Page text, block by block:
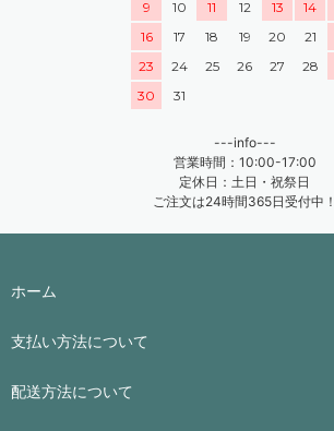
9
10 11 12 13 14
16
17 18 19 20 21
23
24 25 26 27 28
30
31
---info---
営業時間：10:00-17:00
定休日：土日・祝祭日
ご注文は24時間365日受付中！
ホーム
支払い方法について
配送方法について